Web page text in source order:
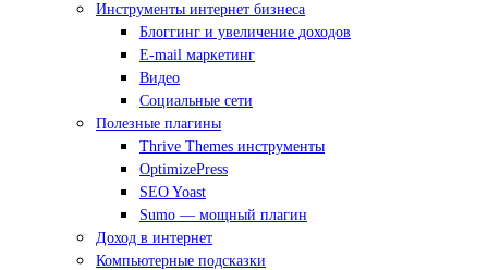
Инструменты интернет бизнеса
Блоггинг и увеличение доходов
E-mail маркетинг
Видео
Социальные сети
Полезные плагины
Thrive Themes инструменты
OptimizePress
SEO Yoast
Sumo — мощный плагин
Доход в интернет
Компьютерные подсказки